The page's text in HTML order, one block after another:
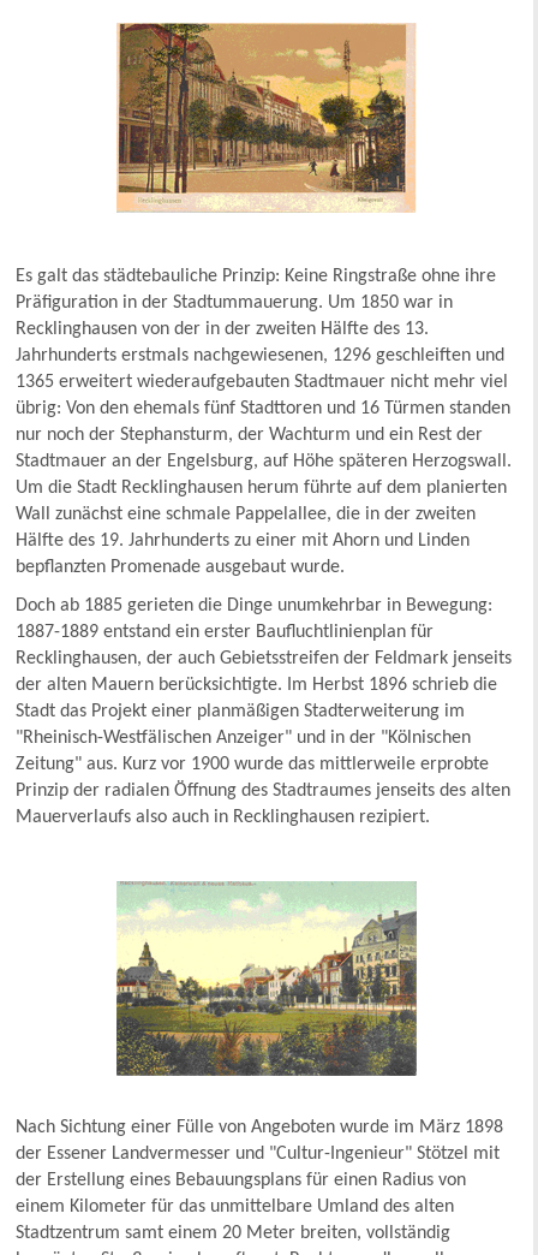
Es galt das städtebauliche Prinzip: Keine Ringstraße ohne ihre
Präfiguration in der Stadtummauerung. Um 1850 war in
Recklinghausen von der in der zweiten Hälfte des 13.
Jahrhunderts erstmals nachgewiesenen, 1296 geschleiften und
1365 erweitert wiederaufgebauten Stadtmauer nicht mehr viel
übrig: Von den ehemals fünf Stadttoren und 16 Türmen standen
nur noch der Stephansturm, der Wachturm und ein Rest der
Stadtmauer an der Engelsburg, auf Höhe späteren Herzogswall.
Um die Stadt Recklinghausen herum führte auf dem planierten
Wall zunächst eine schmale Pappelallee, die in der zweiten
Hälfte des 19. Jahrhunderts zu einer mit Ahorn und Linden
bepflanzten Promenade ausgebaut wurde.
Doch ab 1885 gerieten die Dinge unumkehrbar in Bewegung:
1887-1889 entstand ein erster Baufluchtlinienplan für
Recklinghausen, der auch Gebietsstreifen der Feldmark jenseits
der alten Mauern berücksichtigte. Im Herbst 1896 schrieb die
Stadt das Projekt einer planmäßigen Stadterweiterung im
"Rheinisch-Westfälischen Anzeiger" und in der "Kölnischen
Zeitung" aus. Kurz vor 1900 wurde das mittlerweile erprobte
Prinzip der radialen Öffnung des Stadtraumes jenseits des alten
Mauerverlaufs also auch in Recklinghausen rezipiert.
Nach Sichtung einer Fülle von Angeboten wurde im März 1898
der Essener Landvermesser und "Cultur-Ingenieur" Stötzel mit
der Erstellung eines Bebauungsplans für einen Radius von
einem Kilometer für das unmittelbare Umland des alten
Stadtzentrum samt einem 20 Meter breiten, vollständig